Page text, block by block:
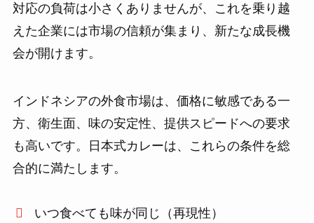
対応の負荷は小さくありませんが、これを乗り越
えた企業には市場の信頼が集まり、新たな成長機
会が開けます。
インドネシアの外食市場は、価格に敏感である一
方、衛生面、味の安定性、提供スピードへの要求
も高いです。日本式カレーは、これらの条件を総
合的に満たします。
いつ食べても味が同じ（再現性）